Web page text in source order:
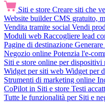
Siti e store Creare siti che
Website builder CMS gratuito,
Vendita tramite social Vendi
Moduli web Raccogliere lead
Pagine di destinazione
Negozio online Potenzia l'e-
Siti e store online per dispositivi
Widget per siti web Widget per
Strumenti di marketing online
CoPilot in Siti e store Testi
Tutte le funzionalità per Siti e